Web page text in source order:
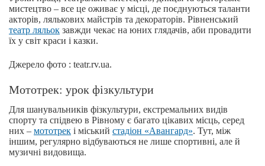
мистецтво – все це оживає у місці, де поєднуються таланти
акторів, лялькових майстрів та декораторів. Рівненський
театр ляльок завжди чекає на юних глядачів, аби провадити
їх у світ краси і казки.
Джерело фото : teatr.rv.ua.
Мототрек: урок фізкультури
Для шанувальників фізкультури, екстремальних видів
спорту та спідвею в Рівному є багато цікавих місць, серед
них – мототрек і міський стадіон «Авангард». Тут, між
іншим, регулярно відбуваються не лише спортивні, але й
музичні видовища.